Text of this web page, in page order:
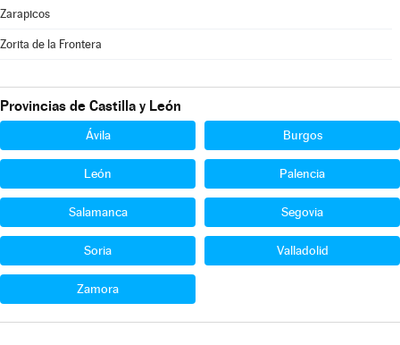
Zarapicos
Zorita de la Frontera
Provincias de Castilla y León
Ávila Burgos
León Palencia
Salamanca Segovia
Soria Valladolid
Zamora